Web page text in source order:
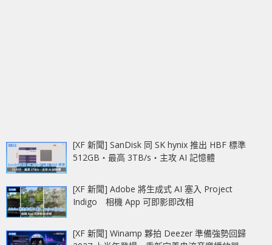
[XF 新聞] SanDisk 同 SK hynix 推出 HBF 標準
512GB‧最高 3TB/s‧主攻 AI 記憶體
[XF 新聞] Adobe 將生成式 AI 塞入 Project
Indigo 相機 App 可即影即改相
[XF 新聞] Winamp 夥拍 Deezer 準備強勢回歸